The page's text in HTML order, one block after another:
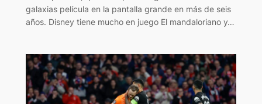
galaxias película en la pantalla grande en más de seis
años. Disney tiene mucho en juego El mandaloriano y…